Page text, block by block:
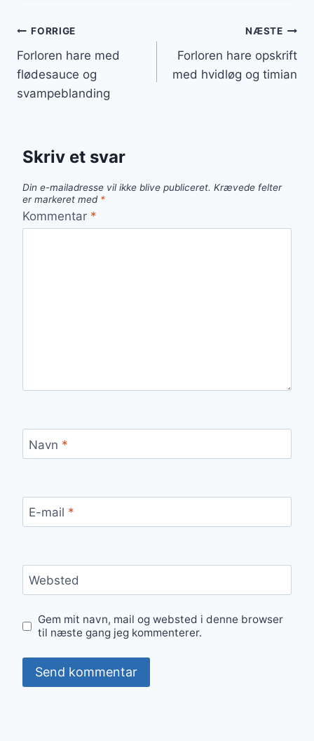
Indlægsnavigation
FORRIGE
Forloren hare med
flødesauce og
svampeblanding
NÆSTE
Forloren hare opskrift
med hvidløg og timian
Skriv et svar
Din e-mailadresse vil ikke blive publiceret. Krævede felter
er markeret med *
Kommentar *
Navn *
E-mail *
Websted
Gem mit navn, mail og websted i denne browser
til næste gang jeg kommenterer.